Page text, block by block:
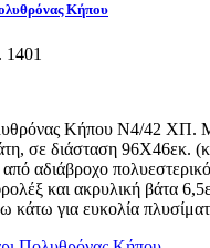
Κήπου
Κήπου Ν4/42 ΧΠ.
σε διάσταση 96Χ46εκ.
αδιάβροχο
και ακρυλική βάτα
κάτω για ευκολία